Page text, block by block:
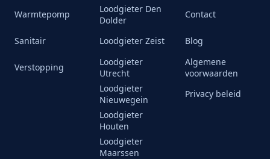
Warmtepomp
Sanitair
Verstopping
Loodgieter Den
Dolder
Loodgieter Zeist
Loodgieter
Utrecht
Loodgieter
Nieuwegein
Loodgieter
Houten
Loodgieter
Maarssen
Contact
Blog
Algemene
voorwaarden
Privacy beleid